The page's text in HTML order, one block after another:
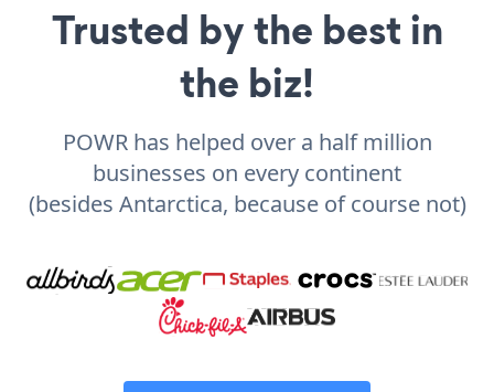
Trusted by the best in
the biz!
POWR has helped over a half million
businesses on every continent
(besides Antarctica, because of course not)